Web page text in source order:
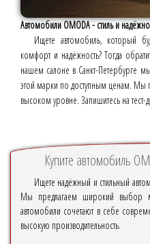
Автомобили OMODA - стиль и
Ищете автомобиль, который
комфорт и надёжность? Тогда
нашем салоне в Санкт-Петербурге
этой марки по доступным ценам. Мы
высоком уровне. Запишитесь на тест-
Купите автомобиль
Ищете надёжный и стильный
Мы предлагаем широкий выбор
автомобили сочетают в себе
высокую производительность.